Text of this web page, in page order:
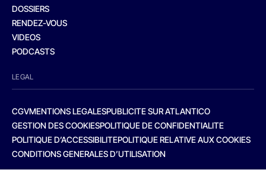
DOSSIERS
RENDEZ-VOUS
VIDEOS
PODCASTS
LEGAL
CGVMENTIONS LEGALESPUBLICITE SUR ATLANTICO
GESTION DES COOKIESPOLITIQUE DE CONFIDENTIALITE
POLITIQUE D’ACCESSIBILITEPOLITIQUE RELATIVE AUX COOKIES
CONDITIONS GENERALES D’UTILISATION